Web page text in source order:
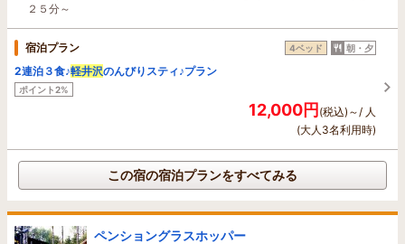
２５分～
宿泊プラン 4ベッド 朝・夕
2連泊３食♪軽井沢のんびりスティ♪プラン
ポイント2%
12,000円(税込)～/ 人
(大人3名利用時)
この宿の宿泊プランをすべてみる
ペンショングラスホッパー